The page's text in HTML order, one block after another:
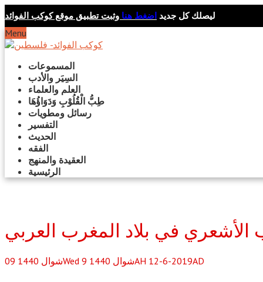
ليصلك كل جديد اضغط هنا وثبت تطبيق موقع كوكب الفوائد
Menu
المسموعات
السِيَر والأدب
العلم والعلماء
طِبُّ الْقُلُوْبِ وَدَوَاؤُهَا
رسائل ومطويات
التفسير
الحديث
الفقه
العقيدة والمنهج
الرئيسية
الأشعري في بلاد المغرب العربي
09 شوال 1440 Wed 9 شوال 1440AH 12-6-2019AD